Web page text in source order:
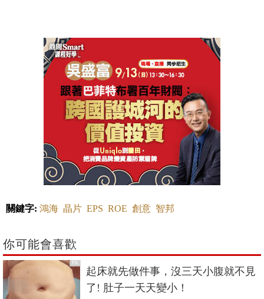
關鍵字: 鴻海 晶片 EPS ROE 創意 智邦
你可能會喜歡
PR
起床就先做件事，沒三天小腹就不見
了! 肚子一天天變小！